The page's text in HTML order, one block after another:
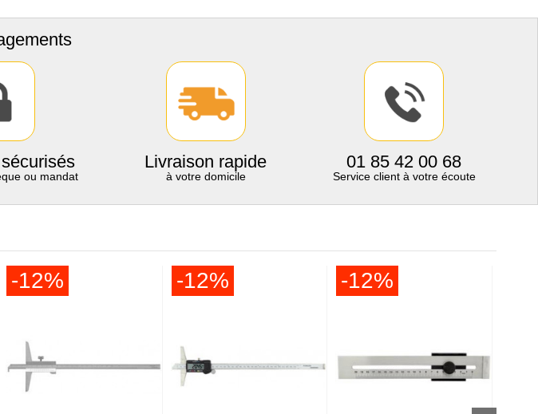
ou mandat
Livraison rapide
à votre domicile
01 85 42 00 68
Service client à votre écoute
-12% -12% -12%